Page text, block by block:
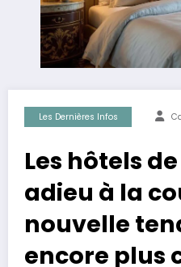
Les Dernières Infos
Les hôtels
adieu à la
nouvelle
encore plus